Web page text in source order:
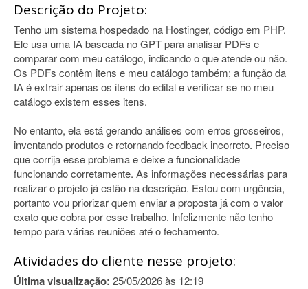
Descrição do Projeto:
Tenho um sistema hospedado na Hostinger, código em PHP.
Ele usa uma IA baseada no GPT para analisar PDFs e
comparar com meu catálogo, indicando o que atende ou não.
Os PDFs contêm itens e meu catálogo também; a função da
IA é extrair apenas os itens do edital e verificar se no meu
catálogo existem esses itens.
No entanto, ela está gerando análises com erros grosseiros,
inventando produtos e retornando feedback incorreto. Preciso
que corrija esse problema e deixe a funcionalidade
funcionando corretamente. As informações necessárias para
realizar o projeto já estão na descrição. Estou com urgência,
portanto vou priorizar quem enviar a proposta já com o valor
exato que cobra por esse trabalho. Infelizmente não tenho
tempo para várias reuniões até o fechamento.
Atividades do cliente nesse projeto:
Última visualização: 25/05/2026 às 12:19